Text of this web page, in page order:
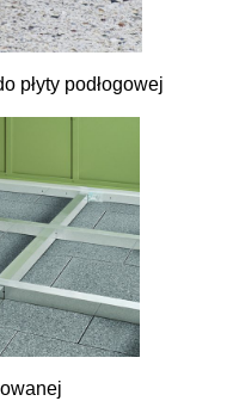
płyty podłogowej